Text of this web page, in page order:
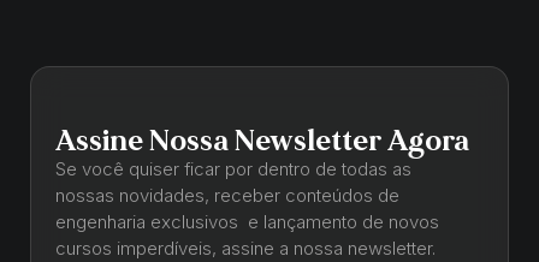
Assine Nossa Newsletter Agora
Se você quiser ficar por dentro de todas as
nossas novidades, receber conteúdos de
engenharia exclusivos e lançamento de novos
cursos imperdíveis, assine a nossa newsletter.